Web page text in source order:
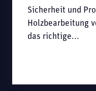
Sicherheit und
Holzbearbeitung
das richtige...